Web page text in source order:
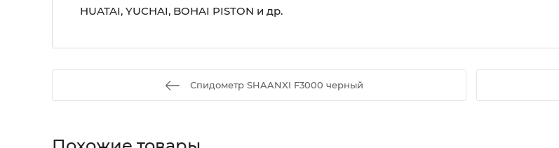
HUATAI, YUCHAI, BOHAI PISTON и др.
Спидометр SHAANXI F3000 черный